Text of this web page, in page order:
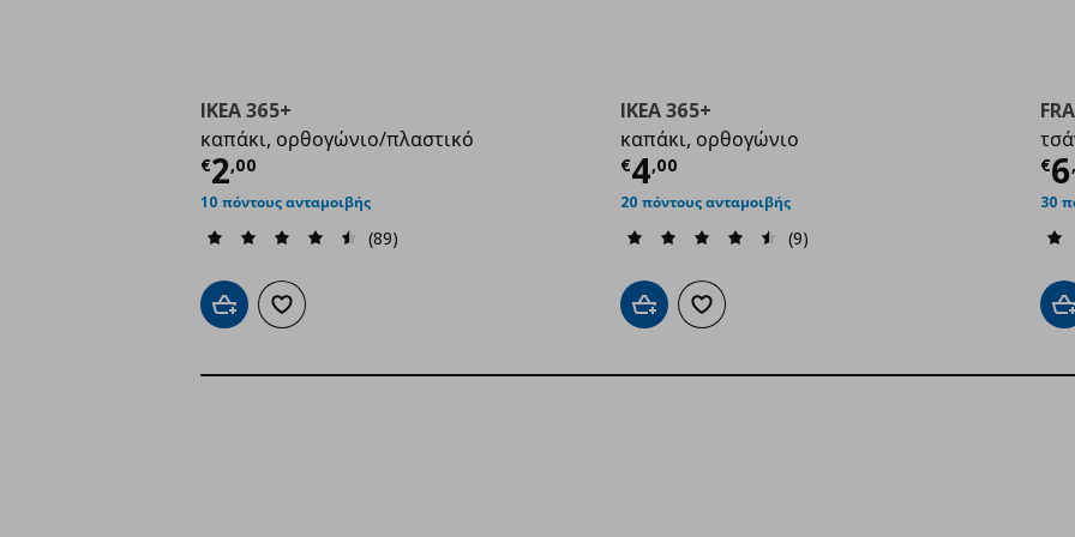
IKEA 365+
καπάκι, ορθογώνιο/πλαστικό
€2,00
Τρέχουσα τιμή
10 πόντους ανταμοιβής
(89)
Προσθήκη στο καλάθι
Προσθήκη στα αγαπημένα
IKEA 365+
καπάκι, ορθογώνιο
€4,00
Τρέχουσα τιμή
20 πόντους ανταμοιβής
(9)
Προσθήκη στο καλάθι
Προσθήκη στα αγαπημένα
€6,
30